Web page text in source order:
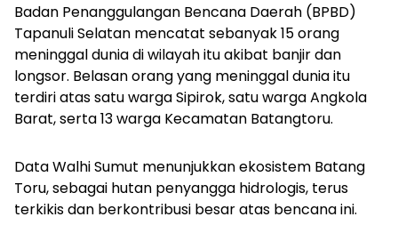
Badan Penanggulangan Bencana Daerah (BPBD)
Tapanuli Selatan mencatat sebanyak 15 orang
meninggal dunia di wilayah itu akibat banjir dan
longsor. Belasan orang yang meninggal dunia itu
terdiri atas satu warga Sipirok, satu warga Angkola
Barat, serta 13 warga Kecamatan Batangtoru.
Data Walhi Sumut menunjukkan ekosistem Batang
Toru, sebagai hutan penyangga hidrologis, terus
terkikis dan berkontribusi besar atas bencana ini.